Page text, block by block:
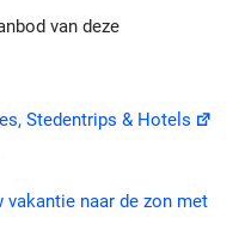
van deze
Stedentrips & Hotels
vakantie naar de zon met